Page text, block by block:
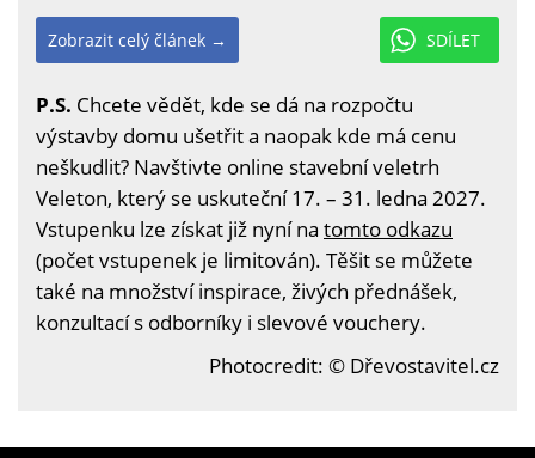
SDÍLET
Zobrazit celý článek →
P.S. Chcete vědět, kde se dá na rozpočtu
výstavby domu ušetřit a naopak kde má cenu
neškudlit? Navštivte online stavební veletrh
Veleton, který se uskuteční 17. – 31. ledna 2027.
Vstupenku lze získat již nyní na tomto odkazu
(počet vstupenek je limitován). Těšit se můžete
také na množství inspirace, živých přednášek,
konzultací s odborníky i slevové vouchery.
Photocredit: © Dřevostavitel.cz